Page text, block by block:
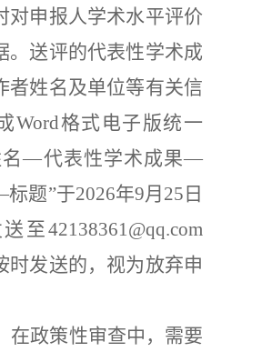
对申报人学术水平评价
。送评的代表性学术成
者姓名及单位等有关信
Word格式电子版统一
—代表性学术成果—
标题”于2026年9月 25 日
至42138361@qq.com
时发送的，视为放弃申
在政策性审查中，需要